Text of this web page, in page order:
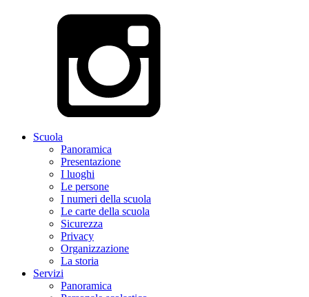
Scuola
Panoramica
Presentazione
I luoghi
Le persone
I numeri della scuola
Le carte della scuola
Sicurezza
Privacy
Organizzazione
La storia
Servizi
Panoramica